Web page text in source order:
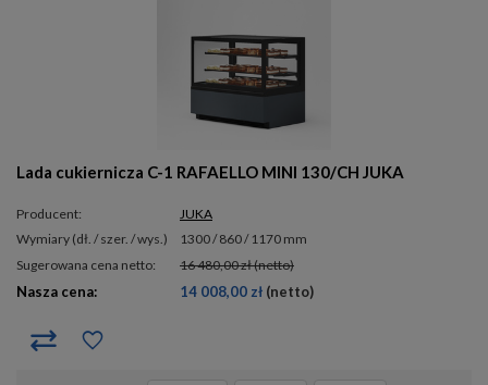
Lada cukiernicza C-1 RAFAELLO MINI 130/CH JUKA
Producent:
JUKA
wymiary (dł. / szer. / wys.)
1300 / 860 / 1170 mm
Sugerowana cena netto:
16 480,00 zł(netto)
Nasza cena: 14 008,00 zł (netto)